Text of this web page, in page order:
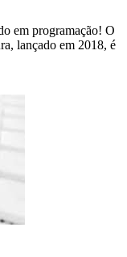
em programação! O
lançado em 2018, é